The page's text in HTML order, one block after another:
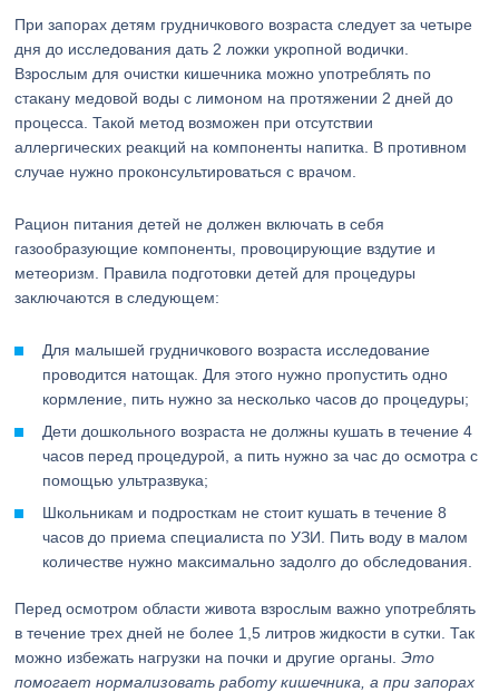
При запорах детям грудничкового возраста следует за четыре
дня до исследования дать 2 ложки укропной водички.
Взрослым для очистки кишечника можно употреблять по
стакану медовой воды с лимоном на протяжении 2 дней до
процесса. Такой метод возможен при отсутствии
аллергических реакций на компоненты напитка. В противном
случае нужно проконсультироваться с врачом.
Рацион питания детей не должен включать в себя
газообразующие компоненты, провоцирующие вздутие и
метеоризм. Правила подготовки детей для процедуры
заключаются в следующем:
Для малышей грудничкового возраста исследование
проводится натощак. Для этого нужно пропустить одно
кормление, пить нужно за несколько часов до процедуры;
Дети дошкольного возраста не должны кушать в течение 4
часов перед процедурой, а пить нужно за час до осмотра с
помощью ультразвука;
Школьникам и подросткам не стоит кушать в течение 8
часов до приема специалиста по УЗИ. Пить воду в малом
количестве нужно максимально задолго до обследования.
Перед осмотром области живота взрослым важно употреблять
в течение трех дней не более 1,5 литров жидкости в сутки. Так
можно избежать нагрузки на почки и другие органы.Это
помогает нормализовать работу кишечника, а при запорах